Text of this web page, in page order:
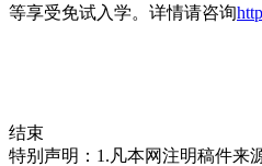
等享受免试入学。详情请咨询
结束
特别声明：1.凡本网注明稿件来